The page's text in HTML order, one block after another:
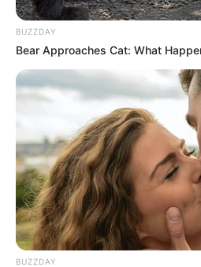
BUZZDAY
Bear Approaches Cat: What
BUZZDAY